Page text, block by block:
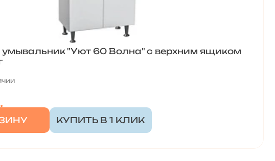
умывальник "Уют 60 Волна" с верхним ящиком
КУПИТЬ В 1 КЛИК